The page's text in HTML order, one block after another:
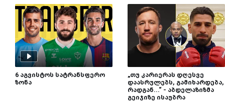
6 აგვისტოს სატრანსფერო
ზონა
„თუ კარიერას დღესვე
დაასრულებს, გამიხარდება,
რადგან...“ - აბდელაზიზმა
გეიჯიზე ისაუბრა